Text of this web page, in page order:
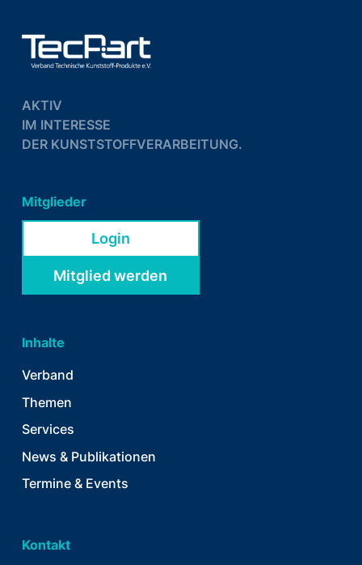
AKTIV
IM INTERESSE
DER KUNSTSTOFFVERARBEITUNG.
Mitglieder
Login
Mitglied werden
Inhalte
Verband
Themen
Services
News & Publikationen
Termine & Events
Kontakt